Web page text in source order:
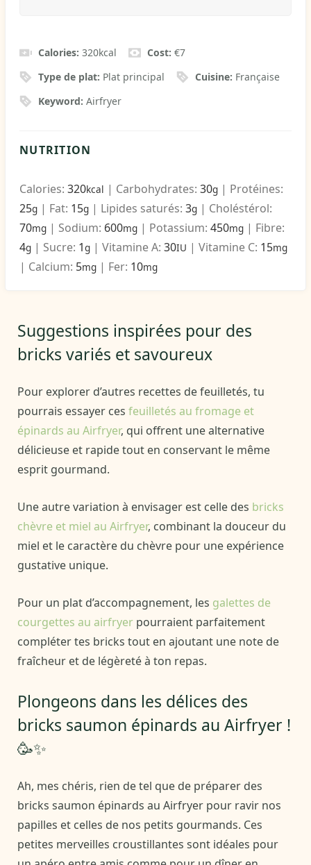
Calories:320kcal Cost:€7
Type de plat: Plat principal Cuisine: Française
Keyword:Airfryer
NUTRITION
Calories: 320kcal | Carbohydrates: 30g | Protéines:
25g | Fat: 15g | Lipides saturés: 3g | Choléstérol:
70mg | Sodium: 600mg | Potassium: 450mg | Fibre:
4g | Sucre: 1g | Vitamine A: 30IU | Vitamine C: 15mg
| Calcium: 5mg | Fer: 10mg
Suggestions inspirées pour des
bricks variés et savoureux
Pour explorer d’autres recettes de feuilletés, tu
pourrais essayer ces feuilletés au fromage et
épinards au Airfryer, qui offrent une alternative
délicieuse et rapide tout en conservant le même
esprit gourmand.
Une autre variation à envisager est celle des bricks
chèvre et miel au Airfryer, combinant la douceur du
miel et le caractère du chèvre pour une expérience
gustative unique.
Pour un plat d’accompagnement, les galettes de
courgettes au airfryer pourraient parfaitement
compléter tes bricks tout en ajoutant une note de
fraîcheur et de légèreté à ton repas.
Plongeons dans les délices des
bricks saumon épinards au Airfryer !
🥳✨
Ah, mes chéris, rien de tel que de préparer des
bricks saumon épinards au Airfryer pour ravir nos
papilles et celles de nos petits gourmands. Ces
petites merveilles croustillantes sont idéales pour